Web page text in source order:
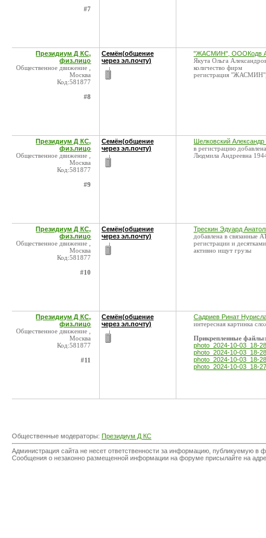
#7
Президиум Д КС,
физ.лицо
Общественное движение ,
Москва
Код:581877
#8
Семён(общение
через эл.почту)
"ЖАСМИН", ОООКодв
Якута Ольга
количество фирм
регистрация
Президиум Д КС,
физ.лицо
Общественное движение ,
Москва
Код:581877
#9
Семён(общение
через эл.почту)
Шелковский
в регистрацию
Людмила Андреевна
Президиум Д КС,
физ.лицо
Общественное движение ,
Москва
Код:581877
#10
Семён(общение
через эл.почту)
Трескин Эдуард
добавлена в
регистрации и
активно ищут грузы
Президиум Д КС,
физ.лицо
Общественное движение ,
Москва
Код:581877
#11
Семён(общение
через эл.почту)
Садриев Ринат
интересная картинка
Прикрепленные файлы:
photo_2024-10-03_18-
photo_2024-10-03_18-
photo_2024-10-03_18-
photo_2024-10-03_18-
Общественные модераторы: Президиум Д КС
Администрация сайта не несет ответственности за информацию, публикуемую
Сообщения о незаконно размещенной информации на форуме присылайте на